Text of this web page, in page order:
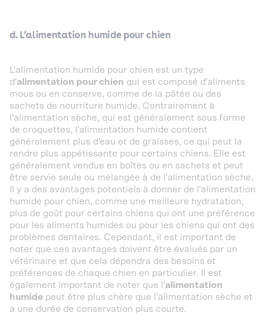
d. L’alimentation humide pour chien
L'alimentation humide pour chien est un type
d'alimentation pour chien qui est composé d'aliments
mous ou en conserve, comme de la pâtée ou des
sachets de nourriture humide. Contrairement à
l'alimentation sèche, qui est généralement sous forme
de croquettes, l'alimentation humide contient
généralement plus d'eau et de graisses, ce qui peut la
rendre plus appétissante pour certains chiens. Elle est
généralement vendue en boîtes ou en sachets et peut
être servie seule ou mélangée à de l'alimentation sèche.
Il y a des avantages potentiels à donner de l'alimentation
humide pour chien, comme une meilleure hydratation,
plus de goût pour certains chiens qui ont une préférence
pour les aliments humides ou pour les chiens qui ont des
problèmes dentaires. Cependant, il est important de
noter que ces avantages doivent être évalués par un
vétérinaire et que cela dépendra des besoins et
préférences de chaque chien en particulier. Il est
également important de noter que l'alimentation
humide peut être plus chère que l'alimentation sèche et
a une durée de conservation plus courte.